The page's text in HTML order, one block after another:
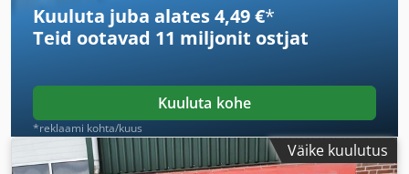
Kuuluta juba alates 4,49 €*
Teid ootavad 11 miljonit ostjat
Kuuluta kohe
*reklaami kohta/kuus
Väike kuulutus